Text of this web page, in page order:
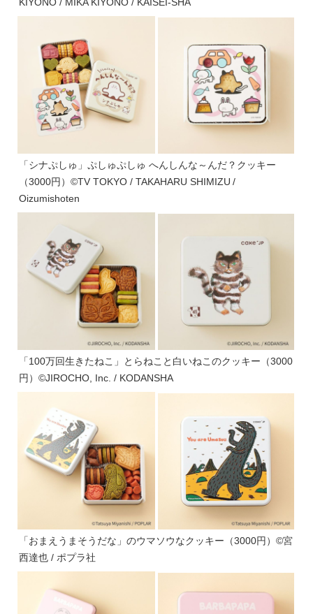
「シナぷしゅ」ぷしゅぷしゅ へんしんな～んだ？クッキー
（3000円）©TV TOKYO / TAKAHARU SHIMIZU /
Oizumishoten
「100万回生きたねこ」とらねこと白いねこのクッキー（3000
円）©JIROCHO, Inc. / KODANSHA
「おまえうまそうだな」のウマソウなクッキー（3000円）©宮
西達也 / ポプラ社